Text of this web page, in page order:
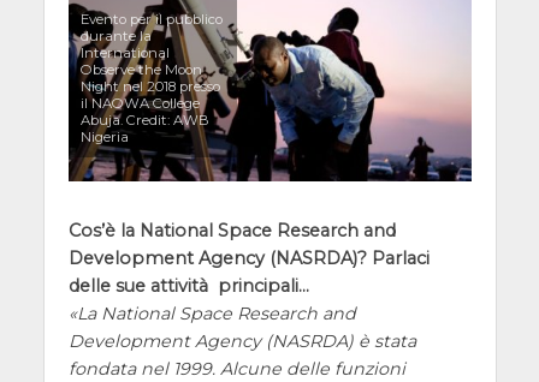
Evento per il pubblico
durante la
International
Observe the Moon
Night nel 2018 presso
il NAOWA College
Abuja. Credit: AWB
Nigeria
Cos’è la National Space Research and
Development Agency (NASRDA)? Parlaci
delle sue attività principali…
La National Space Research and
Development Agency (NASRDA) è stata
fondata nel 1999. Alcune delle funzioni